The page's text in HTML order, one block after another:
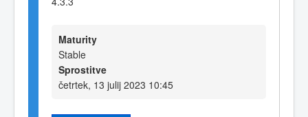
Maturity
Stable
Sprostitve
četrtek, 13 julij 2023 10:45